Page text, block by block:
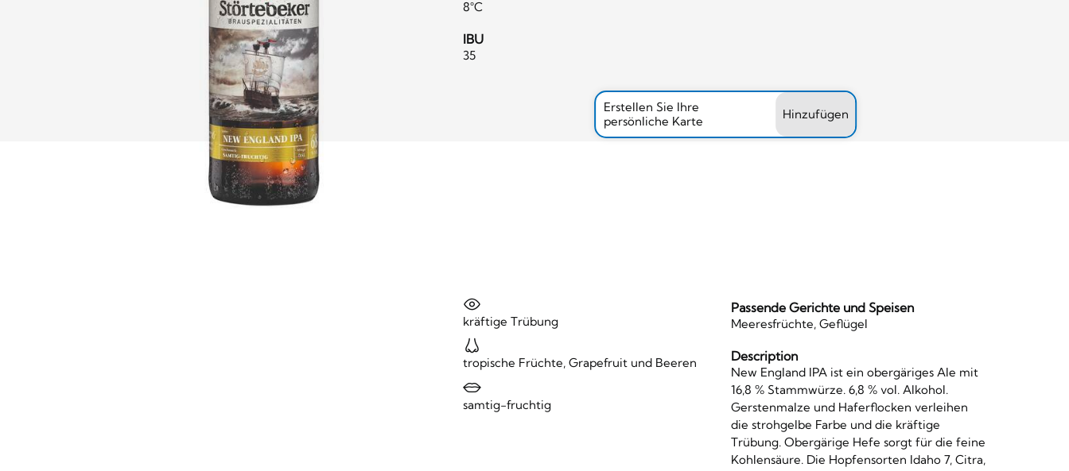
8°C
IBU
35
Erstellen Sie Ihre
persönliche Karte
Hinzufügen
kräftige Trübung
tropische Früchte, Grapefruit und Beeren
samtig-fruchtig
Passende Gerichte und Speisen
Meeresfrüchte, Geflügel
Description
New England IPA ist ein obergäriges Ale mit
16,8 % Stammwürze. 6,8 % vol. Alkohol.
Gerstenmalze und Haferflocken verleihen
die strohgelbe Farbe und die kräftige
Trübung. Obergärige Hefe sorgt für die feine
Kohlensäure. Die Hopfensorten Idaho 7, Citra,